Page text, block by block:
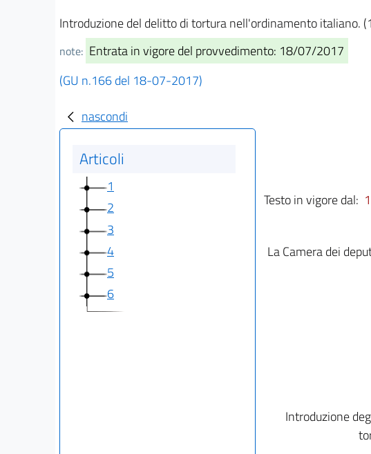
Introduzione del delitto di tortura nell'ordinamento italiano.
note: Entrata in vigore del provvedimento: 18/07/2017
(GU n.166 del 18-07-2017)
nascondi
Articoli
1
2
3
4
5
6
Testo in vigore dal:
La Camera dei
Introduzione